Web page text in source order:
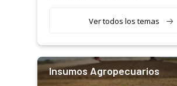
Ver todos los temas
Insumos Agropecuarios